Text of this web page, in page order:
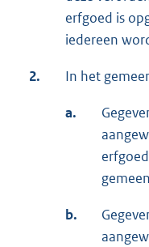
erfgoed is
iedereen
2. In het
a.
b.